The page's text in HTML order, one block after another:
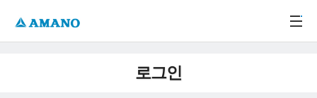
로그인